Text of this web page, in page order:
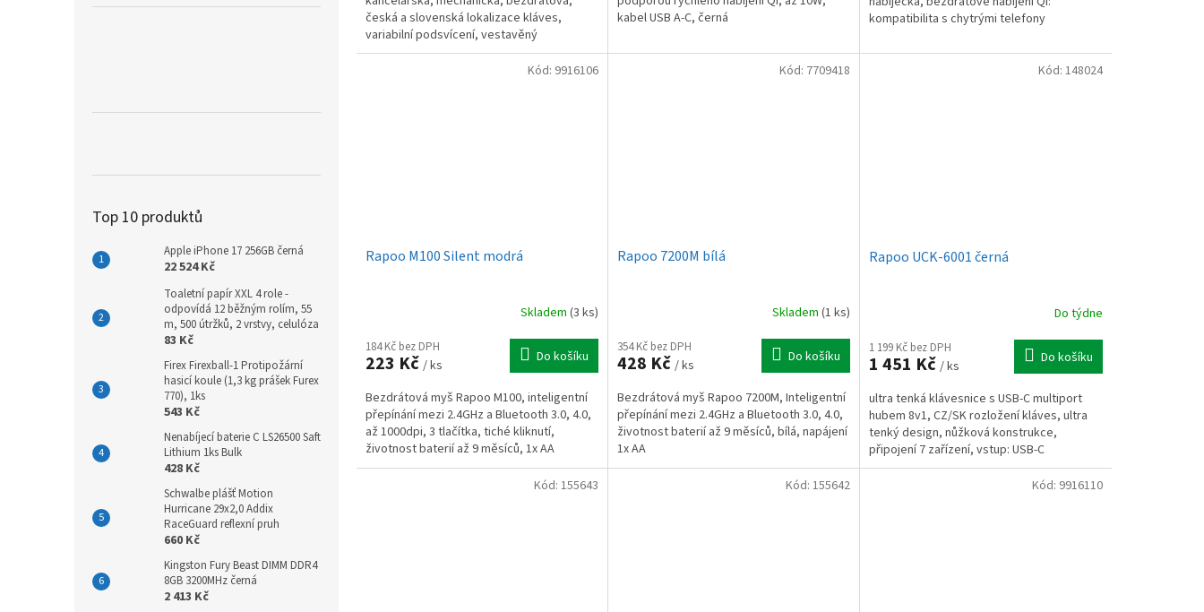
Top 10 produktů
Apple iPhone 17 256GB černá
22 524 Kč
Toaletní papír XXL 4 role -
odpovídá 12 běžným rolím, 55
m, 500 útržků, 2 vrstvy, celulóza
83 Kč
Firex Firexball-1 Protipožární
hasicí koule (1,3 kg prášek Furex
770), 1ks
543 Kč
Nenabíjecí baterie C LS26500 Saft
Lithium 1ks Bulk
428 Kč
Schwalbe plášť Motion
Hurricane 29x2,0 Addix
RaceGuard reflexní pruh
660 Kč
Kingston Fury Beast DIMM DDR4
8GB 3200MHz černá
2 413 Kč
česká a slovenská lokalizace kláves,
variabilní podsvícení, vestavěný
akumulátor, multimode přepínání...
kabel USB A-C, černá
kompatibilita s chytrými telefony
Rapoo M100 Silent modrá
Skladem (3 ks)
184 Kč bez DPH
223 Kč / ks Do košíku
Bezdrátová myš Rapoo M100, inteligentní
přepínání mezi 2.4GHz a Bluetooth 3.0, 4.0,
až 1000dpi, 3 tlačítka, tiché kliknutí,
životnost baterií až 9 měsíců, 1x AA
Kód: 9916106
Rapoo 7200M bílá
Skladem (1 ks)
354 Kč bez DPH
428 Kč / ks Do košíku
Bezdrátová myš Rapoo 7200M, Inteligentní
přepínání mezi 2.4GHz a Bluetooth 3.0, 4.0,
životnost baterií až 9 měsíců, bílá, napájení
1x AA
Kód: 7709418
Rapoo UCK-6001 černá
Do týdne
1 199 Kč bez DPH
1 451 Kč / ks Do košíku
ultra tenká klávesnice s USB-C multiport
hubem 8v1, CZ/SK rozložení kláves, ultra
tenký design, nůžková konstrukce,
připojení 7 zařízení, vstup: USB-C
Kód: 148024
Kód: 155643 Kód: 155642 Kód: 9916110